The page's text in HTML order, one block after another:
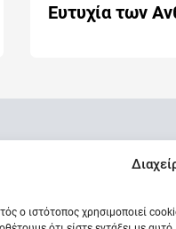
ο ιστότοπος χρησιμοποιεί
Ευτυχία των